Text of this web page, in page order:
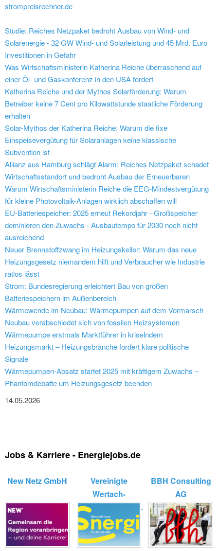
strompreisrechner.de
Studie: Reiches Netzpaket bedroht Ausbau von Wind- und
Solarenergie - 32 GW Wind- und Solarleistung und 45 Mrd. Euro
Investitionen in Gefahr
Was Wirtschaftsministerin Katherina Reiche überraschend auf
einer Öl- und Gaskonferenz in den USA fordert
Katherina Reiche und der Mythos Solarförderung: Warum
Betreiber keine 7 Cent pro Kilowattstunde staatliche Förderung
erhalten
Solar-Mythos der Katherina Reiche: Warum die fixe
Einspeisevergütung für Solaranlagen keine klassische
Subvention ist
Allianz aus Hamburg schlägt Alarm: Reiches Netzpaket schadet
Wirtschaftsstandort und bedroht Ausbau der Erneuerbaren
Warum Wirtschaftsministerin Reiche die EEG-Mindestvergütung
für kleine Photovoltaik-Anlagen wirklich abschaffen will
EU-Batteriespeicher: 2025 erneut Rekordjahr - Großspeicher
dominieren den Zuwachs - Ausbautempo für 2030 noch nicht
ausreichend
Neuer Brennstoffzwang im Heizungskeller: Warum das neue
Heizungsgesetz niemandem hilft und Verbraucher wie Industrie
ratlos lässt
Strom: Bundesregierung erleichtert Bau von großen
Batteriespeichern im Außenbereich
Wärmewende im Neubau: Wärmepumpen auf dem Vormarsch -
Neubau verabschiedet sich von fossilen Heizsystemen
Wärmepumpe erstmals Marktführer in kriselndem
Heizungsmarkt – Heizungsbranche fordert klare politische
Signale
Wärmepumpen-Absatz startet 2025 mit kräftigem Zuwachs –
Phantomdebatte um Heizungsgesetz beenden
14.05.2026
Jobs & Karriere - Energiejobs.de
New Netz GmbH
Vereinigte
Wertach-
Elektrizitätswerk...
BBH Consulting
AG